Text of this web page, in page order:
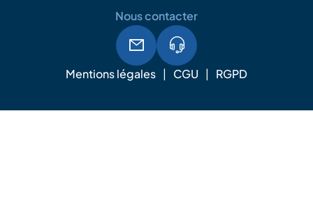
Mentions légales CGU RGPD
Nous contacter